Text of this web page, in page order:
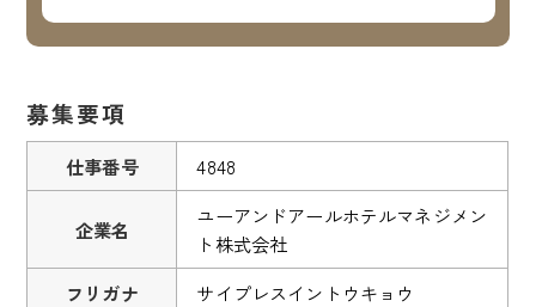
募集要項
仕事番号 4848
企業名
ユーアンドアールホテルマネジメン
ト株式会社
フリガナ
サイプレスイントウキョウ